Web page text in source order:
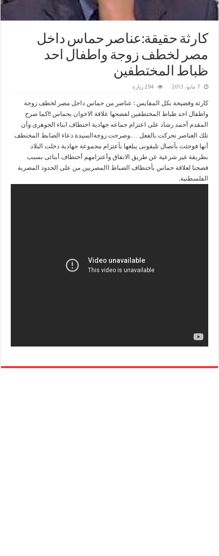
كارثة حقيقة:عناصر حماس داخل
مصر لخطف زوجة واطفال احد
ظباط المختطفين
7 مايو، 2013 294 زيارة
كارثة وفضيحة بكل المقايس : عناصر من حماس داخل مصر لخطف زوجة
واطفال احد ظباط المختطفين لفضحها علاقة الاخوان بحماس !!كما صرح
المقدم أحمد رشاد على اعتزام جماعه جهادية اختطاف ابناء الجوهرى وأن
تلك العناصر تحركت بالفعل ….وصرحت زوجةالسيدة دعاء الضابط المختطف
أنها فوجئت بأتصال تليفونى يبلغها بأعتزام مجموعة جهادية دخلت البلاد
بطريقة غير شرعية عن طريق الانفاق وأعتزامهم أختطاف أبنائى بسبب
فضحنا لعلاقة حماس بأختطاف الضباط االمصريين من على الحدود المصرية
الفلسطنية.